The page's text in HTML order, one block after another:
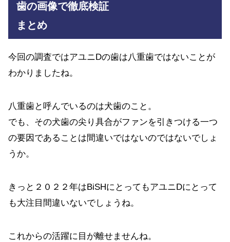
歯の画像で徹底検証
まとめ
今回の調査ではアユニDの歯は八重歯ではないことが
わかりましたね。
八重歯と呼んでいるのは犬歯のこと。
でも、その犬歯の尖り具合がファンを引きつける一つ
の要因であることは間違いではないのではないでしょ
うか。
きっと２０２２年はBiSHにとってもアユニDにとって
も大注目間違いないでしょうね。
これからの活躍に目が離せませんね。